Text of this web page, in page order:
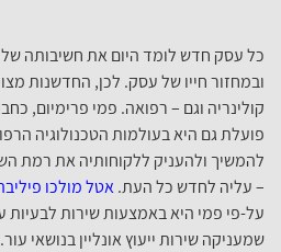
כל עסק חדש לומד היום את חשיבותה
ובמחזור חייו של עסק. לכן, החדשנות
קולינריה וגם – רפואה. פמי פרימיום,
פועלת גם היא בעולמות הטכנולוגיה
להמשיך ולהעניק ללקוחותיה את רמת
– עליה לחדש כל העת.אטל מולכו
על-פי פמי היא באמצעות שירות לבעיות
שמעניקה שירות ייעוץ אונליין בנושאי